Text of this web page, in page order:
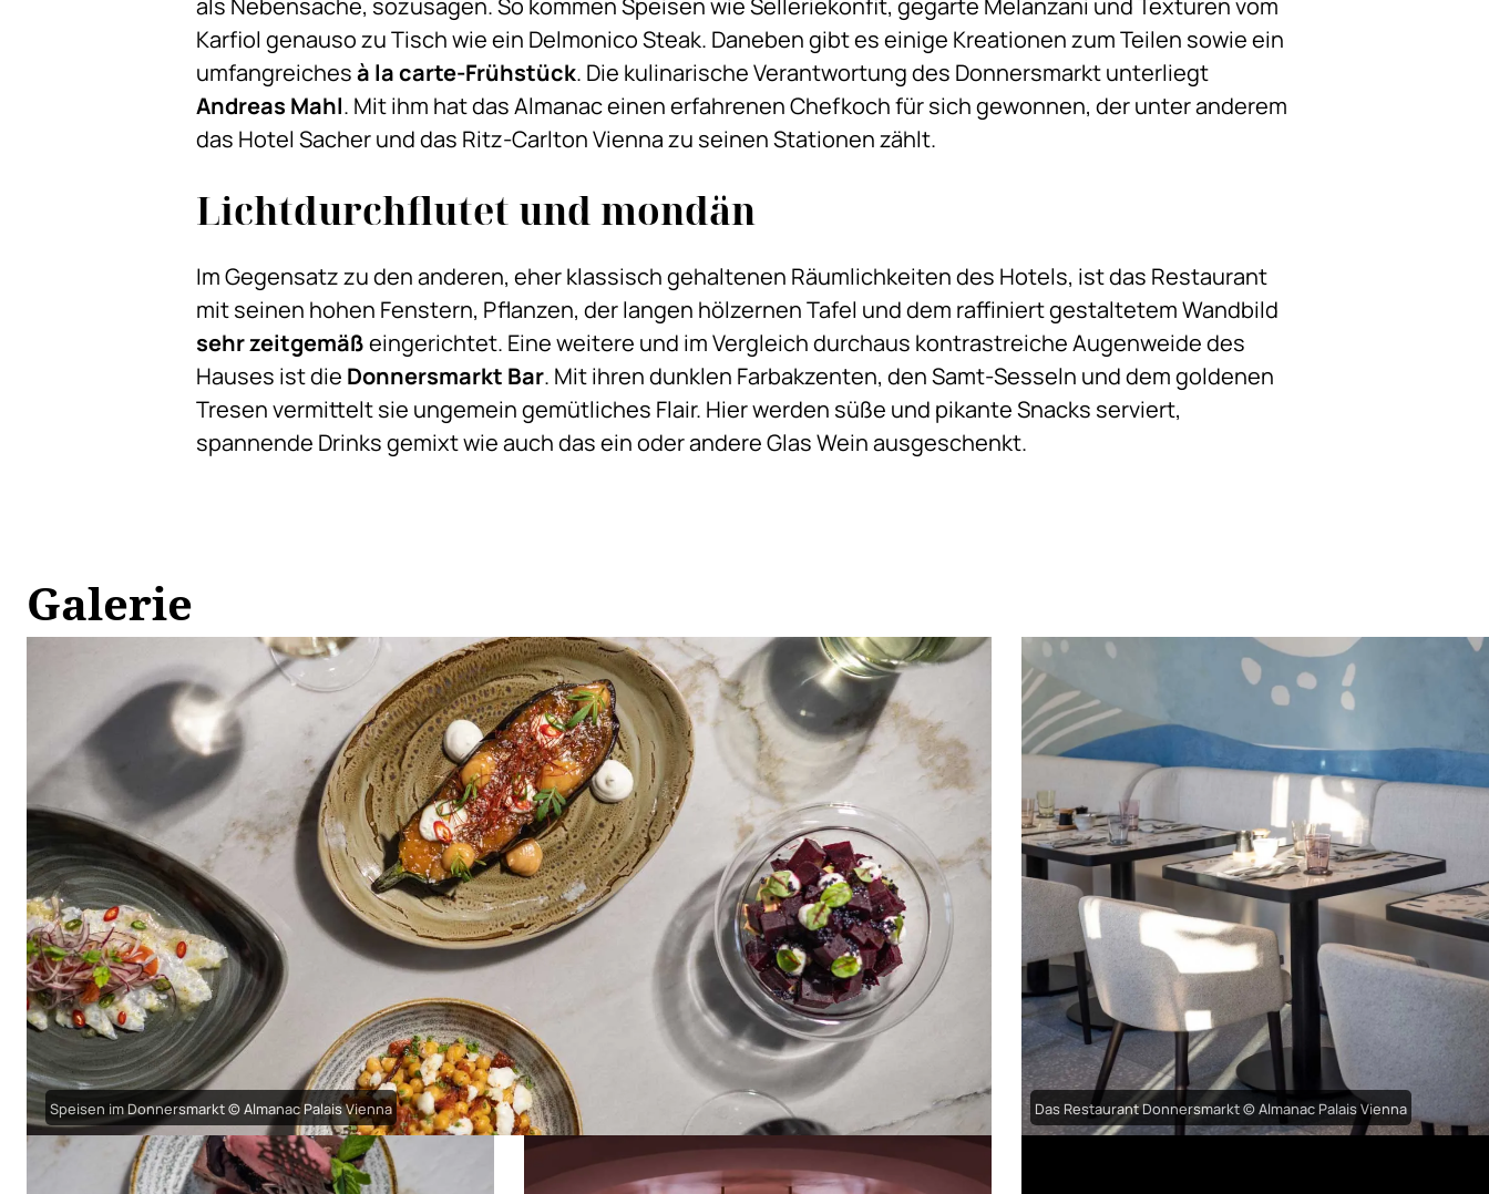
als Nebensache, sozusagen. So kommen Speisen wie Selleriekonfit, gegarte Melanzani und Texturen vom
Karfiol genauso zu Tisch wie ein Delmonico Steak. Daneben gibt es einige Kreationen zum Teilen sowie ein
umfangreichesà la carte-Frühstück. Die kulinarische Verantwortung des Donnersmarkt unterliegt
Andreas Mahl. Mit ihm hat das Almanac einen erfahrenen Chefkoch für sich gewonnen, der unter anderem
das Hotel Sacher und das Ritz-Carlton Vienna zu seinen Stationen zählt.
Lichtdurchflutet und mondän
Im Gegensatz zu den anderen, eher klassisch gehaltenen Räumlichkeiten des Hotels, ist das Restaurant
mit seinen hohen Fenstern, Pflanzen, der langen hölzernen Tafel und dem raffiniert gestaltetem Wandbild
sehr zeitgemäßeingerichtet. Eine weitere und im Vergleich durchaus kontrastreiche Augenweide des
Hauses ist die Donnersmarkt Bar. Mit ihren dunklen Farbakzenten, den Samt-Sesseln und dem goldenen
Tresen vermittelt sie ungemein gemütliches Flair. Hier werden süße und pikante Snacks serviert,
spannende Drinks gemixt wie auch das ein oder andere Glas Wein ausgeschenkt.
Galerie
Speisen im Donnersmarkt © Almanac Palais Vienna Das Restaurant Donnersmarkt © Almanac Palais Vienna